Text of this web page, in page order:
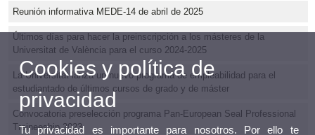
Reunión informativa MEDE-14 de abril de 2025
Últimos días para hacer la preinscripción a los másteres de la
Universitat de València para el curso 2024-2025
La Universitat lanza un nuevo programa de empleabilidad para el
estudiantado de últimos cursos de grado y de máster
Convocatoria preselección programa Pan-European Seal Professional
Traineeship 2023
Cookies y política de
privacidad
Tu privacidad es importante para nosotros. Por ello te